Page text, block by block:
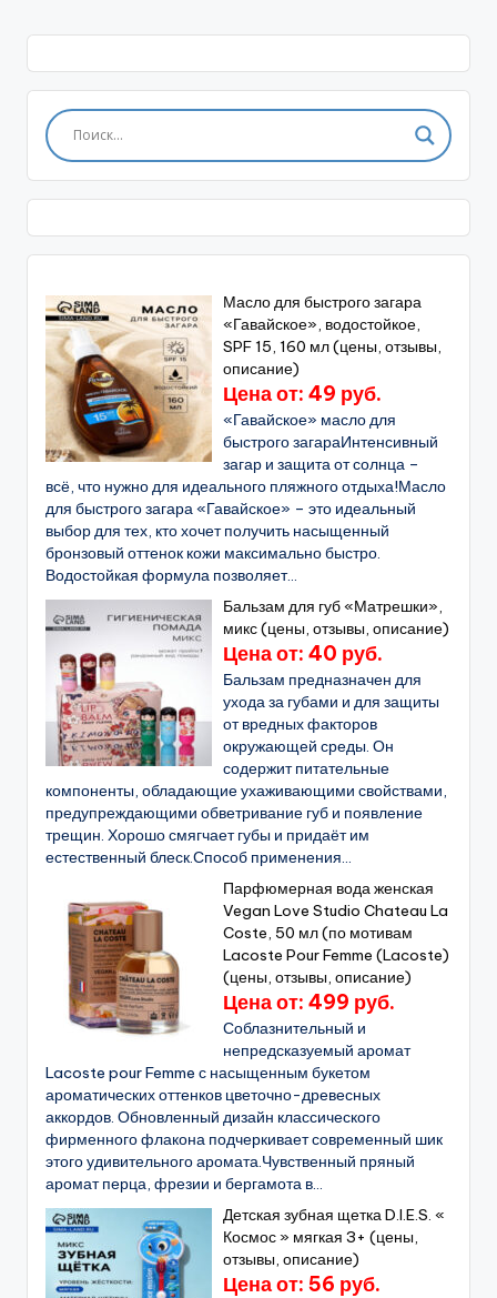
записей
Масло для быстрого загара
«Гавайское», водостойкое,
SPF 15, 160 мл (цены, отзывы,
описание)
Цена от: 49 руб.
«Гавайское» масло для
быстрого загараИнтенсивный
загар и защита от солнца –
всё, что нужно для идеального пляжного отдыха!Масло
для быстрого загара «Гавайское» – это идеальный
выбор для тех, кто хочет получить насыщенный
бронзовый оттенок кожи максимально быстро.
Водостойкая формула позволяет...
Бальзам для губ «Матрешки»,
микс (цены, отзывы, описание)
Цена от: 40 руб.
Бальзам предназначен для
ухода за губами и для защиты
от вредных факторов
окружающей среды. Он
содержит питательные
компоненты, обладающие ухаживающими свойствами,
предупреждающими обветривание губ и появление
трещин. Хорошо смягчает губы и придаёт им
естественный блеск.Способ применения...
Парфюмерная вода женская
Vegan Love Studio Chateau La
Coste, 50 мл (по мотивам
Lacoste Pour Femme (Lacoste)
(цены, отзывы, описание)
Цена от: 499 руб.
Соблазнительный и
непредсказуемый аромат
Lacoste pour Femme с насыщенным букетом
ароматических оттенков цветочно-древесных
аккордов. Обновленный дизайн классического
фирменного флакона подчеркивает современный шик
этого удивительного аромата.Чувственный пряный
аромат перца, фрезии и бергамота в...
Детская зубная щетка D.I.E.S. «
Космос » мягкая 3+ (цены,
отзывы, описание)
Цена от: 56 руб.